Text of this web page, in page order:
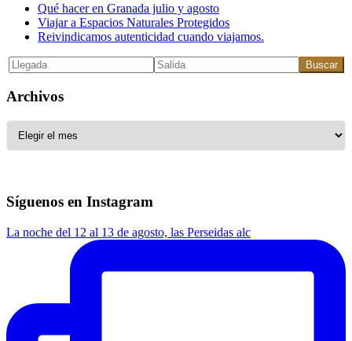
Qué hacer en Granada julio y agosto
Viajar a Espacios Naturales Protegidos
Reivindicamos autenticidad cuando viajamos.
Buscar
Archivos
Archivos
Síguenos en Instagram
La noche del 12 al 13 de agosto, las Perseidas alc